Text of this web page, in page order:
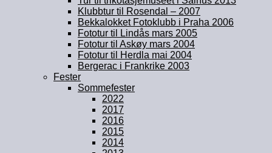
Klubbtur til Rosendal – 2007
Bekkalokket Fotoklubb i Praha 2006
Fototur til Lindås mars 2005
Fototur til Askøy mars 2004
Fototur til Herdla mai 2004
Bergerac i Frankrike 2003
Fester
Sommefester
2022
2017
2016
2015
2014